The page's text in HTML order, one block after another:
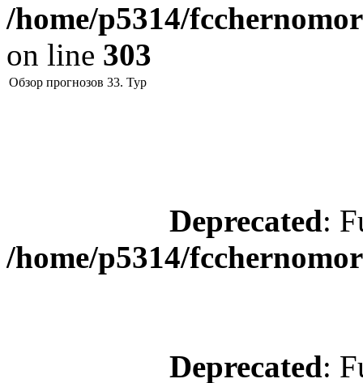
/home/p5314/
on line 303
Обзор прогнозов 33. Тур
Deprecated:
/home/p5314/
Deprecated: